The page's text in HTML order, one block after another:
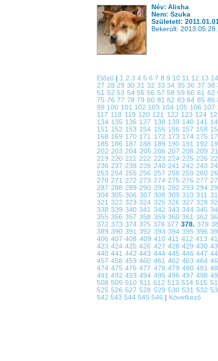
Név: Alisha
Nem: Szuka
Született:
Bekerült: 2013.05.28.
Előző 1 2 3 4 5 6 7 8 9 10 11 12 13
27 2829 303132 3334 353637 38
51 52 53 54 55 56 57 58 596061 62
75 7677 787980 8182 838485 86
99 100 101 102 103 104 105 106 107
117 118 119 120 121 122 123 124
134 135 136 137 138 139 140 141
151 152 153 154 155 156 157 158
168 169 170 171 172 173 174 175
185 186 187 188 189 190 191 192
202203204 205 206 207208209
219220221222 223 224 225 226
236237238239 240 241 242 243
253254255256 257 258 259 260
270271272273 274 275 276 277
287288289290 291 292 293 294
304305306 307 308 309310311
321322323324 325 326 327 328
338339340341 342 343 344 345
355356357358 359 360 361 362
372 373 374 375 376377378. 379
389390391392 393 394 395 396
406407408 409 410 411412413
423424425426 427 428 429 430
440441442443 444 445 446 447
457458459460 461 462 463 464
474475476477 478 479 480 481
491492493494 495 496 497 498
508 509 510 511 512 513 514 515
525 526 527 528 529 530 531 532
542 543 544 545 546 Következő